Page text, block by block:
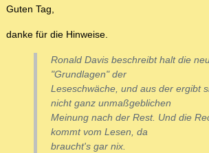
Guten Tag,
danke für die Hinweise.
Ronald Davis beschreibt halt die
"Grundlagen" der
Leseschwäche, und aus der ergibt
nicht ganz unmaßgeblichen
Meinung nach der Rest. Und die
kommt vom Lesen, da
braucht's gar nix.